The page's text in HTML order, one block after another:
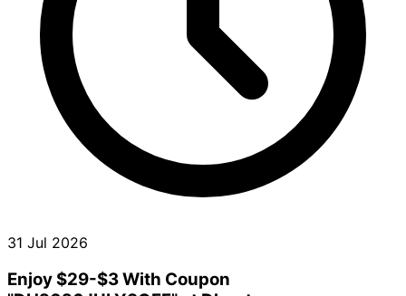
31 Jul 2026
Enjoy $29-$3 With Coupon